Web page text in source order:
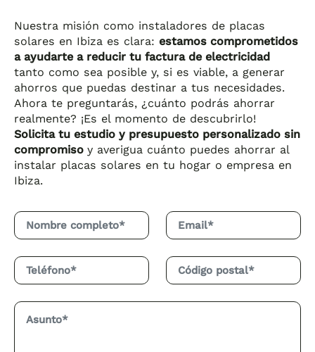
Nuestra misión como instaladores de placas
solares en Ibiza es clara:estamos comprometidos
a ayudarte a reducir tu factura de electricidad
tanto como sea posible y, si es viable, a generar
ahorros que puedas destinar a tus necesidades.
Ahora te preguntarás, ¿cuánto podrás ahorrar
realmente? ¡Es el momento de descubrirlo!
Solicita tu estudio y presupuesto personalizado sin
compromisoy averigua cuánto puedes ahorrar al
instalar placas solares en tu hogar o empresa en
Ibiza.